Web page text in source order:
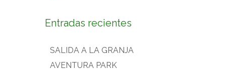
Entradas recientes
SALIDA A LA GRANJA
AVENTURA PARK